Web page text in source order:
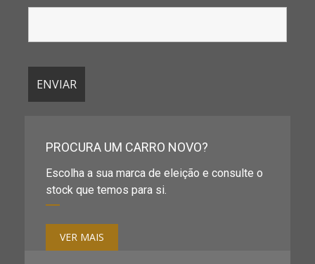
PROCURA UM CARRO NOVO?
Escolha a sua marca de eleição e consulte o
stock que temos para si.
VER MAIS